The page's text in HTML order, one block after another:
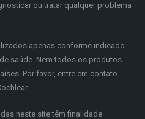
ou tratar qualquer problema
apenas conforme indicado
saúde. Nem todos os produtos
Por favor, entre em contato
neste site têm finalidade